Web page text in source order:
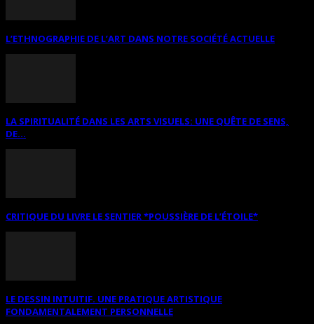
L’ETHNOGRAPHIE DE L’ART DANS NOTRE SOCIÉTÉ ACTUELLE
LA SPIRITUALITÉ DANS LES ARTS VISUELS: UNE QUÊTE DE SENS,
DE...
CRITIQUE DU LIVRE LE SENTIER *POUSSIÈRE DE L’ÉTOILE*
LE DESSIN INTUITIF. UNE PRATIQUE ARTISTIQUE
FONDAMENTALEMENT PERSONNELLE